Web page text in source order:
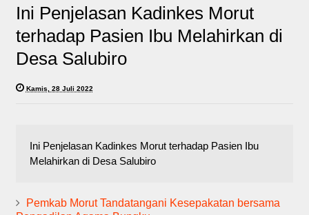
Ini Penjelasan Kadinkes Morut
terhadap Pasien Ibu Melahirkan di
Desa Salubiro
Kamis, 28 Juli 2022
Ini Penjelasan Kadinkes Morut terhadap Pasien Ibu
Melahirkan di Desa Salubiro
Pemkab Morut Tandatangani Kesepakatan bersama